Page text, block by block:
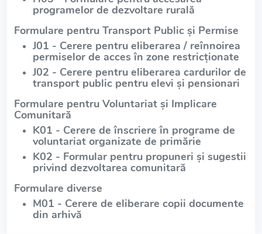
programelor de dezvoltare rurală
Formulare pentru Transport Public și Permise
J01 - Cerere pentru eliberarea / reînnoirea
permiselor de acces în zone restricționate
J02 - Cerere pentru eliberarea cardurilor de
transport public pentru elevi și pensionari
Formulare pentru Voluntariat și Implicare
Comunitară
K01 - Cerere de înscriere în programe de
voluntariat organizate de primărie
K02 - Formular pentru propuneri și sugestii
privind dezvoltarea comunitară
Formulare diverse
M01 - Cerere de eliberare copii documente
din arhivă